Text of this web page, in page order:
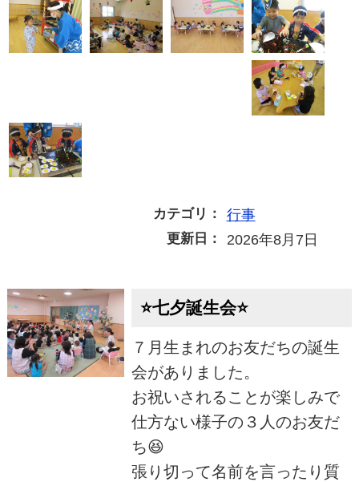
カテゴリ： 行事
更新日： 2026年8月7日
⭐七夕誕生会⭐
７月生まれのお友だちの誕生
会がありました。
お祝いされることが楽しみで
仕方ない様子の３人のお友だ
ち😆
張り切って名前を言ったり質